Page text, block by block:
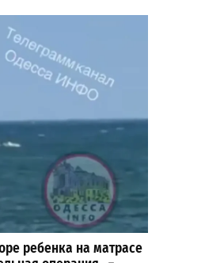
ребенка на матрасе